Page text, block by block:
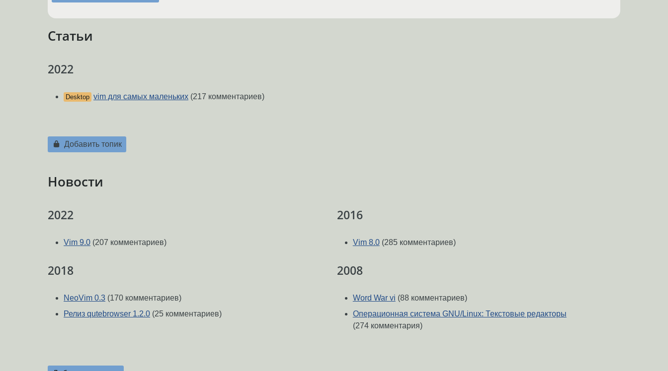
Статьи
2022
Desktop vim для самых маленьких (217 комментариев)
Добавить топик
Новости
2022
Vim 9.0 (207 комментариев)
2018
NeoVim 0.3 (170 комментариев)
Релиз qutebrowser 1.2.0 (25 комментариев)
2016
Vim 8.0(285 комментариев)
2008
Word War vi (88 комментариев)
Операционная система GNU/Linux: Текстовые редакторы
(274 комментария)